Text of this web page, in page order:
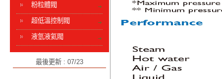
粉粒體閥
超低溫控制閥
液氫液氦閥
最後更新 : 07/23